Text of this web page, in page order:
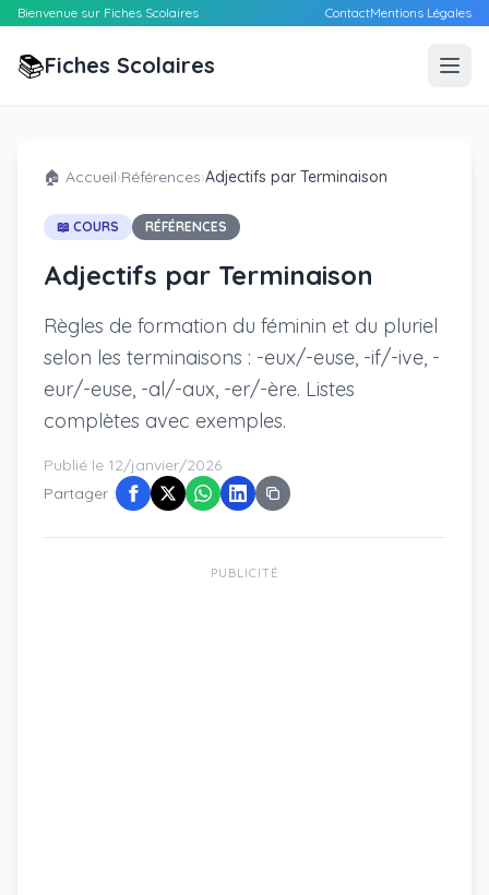
Bienvenue sur Fiches Scolaires ContactMentions Légales
📚Fiches Scolaires
🏠 Accueil›Références›Adjectifs par Terminaison
📖 COURS RÉFÉRENCES
Adjectifs par Terminaison
Règles de formation du féminin et du pluriel
selon les terminaisons : -eux/-euse, -if/-ive, -
eur/-euse, -al/-aux, -er/-ère. Listes
complètes avec exemples.
Publié le 12/janvier/2026
Partager :
PUBLICITÉ